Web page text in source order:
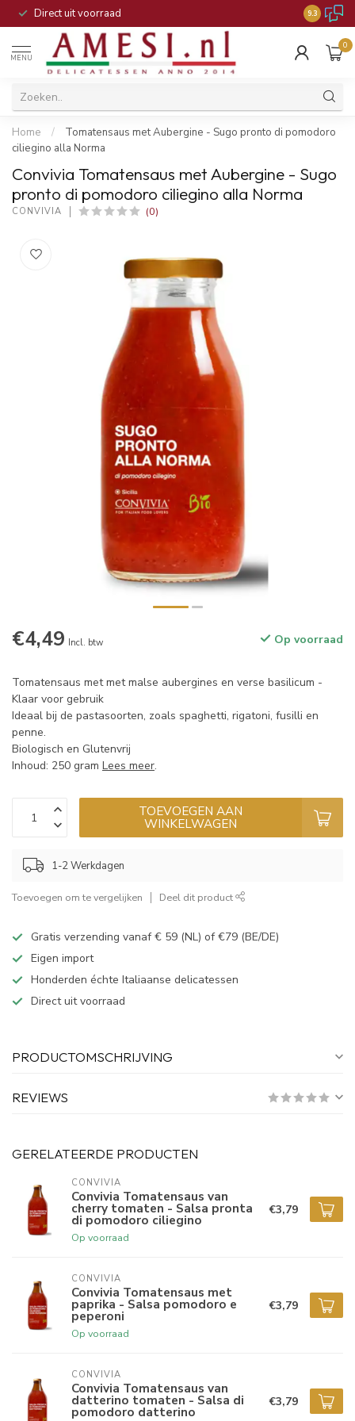
Direct uit voorraad 9.3
MENU
0
Home /
Tomatensaus met Aubergine - Sugo pronto di pomodoro
ciliegino alla Norma
Convivia Tomatensaus met Aubergine - Sugo
pronto di pomodoro ciliegino alla Norma
CONVIVIA (0)
€4,49 Incl. btw Op voorraad
Tomatensaus met met malse aubergines en verse basilicum -
Klaar voor gebruik
Ideaal bij de pastasoorten, zoals spaghetti, rigatoni, fusilli en
penne.
Biologisch en Glutenvrij
Inhoud: 250 gram Lees meer.
TOEVOEGEN AAN
WINKELWAGEN
1-2 Werkdagen
Toevoegen om te vergelijken Deel dit product
Gratis verzending vanaf € 59 (NL) of €79 (BE/DE)
Eigen import
Honderden échte Italiaanse delicatessen
Direct uit voorraad
PRODUCTOMSCHRIJVING
REVIEWS
GERELATEERDE PRODUCTEN
CONVIVIA
Convivia Tomatensaus van
cherry tomaten - Salsa pronta
di pomodoro ciliegino
Op voorraad
€3,79
CONVIVIA
Convivia Tomatensaus met
paprika - Salsa pomodoro e
peperoni
Op voorraad
€3,79
CONVIVIA
Convivia Tomatensaus van
datterino tomaten - Salsa di
pomodoro datterino
€3,79